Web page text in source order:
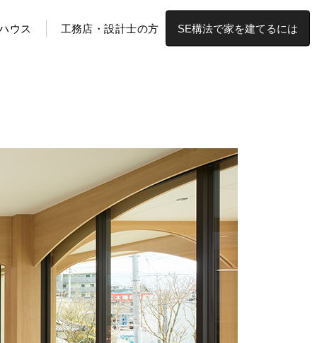
ウス 工務店・設計士の方 SE構法で家を建てるには